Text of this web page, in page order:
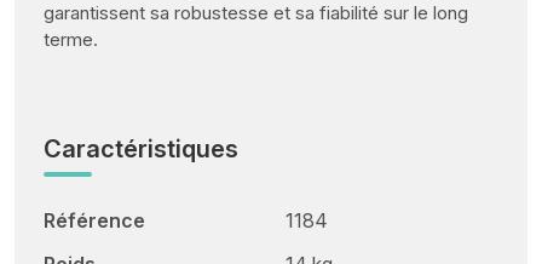
garantissent sa robustesse et sa fiabilité sur le long
terme.
Caractéristiques
Référence
1184